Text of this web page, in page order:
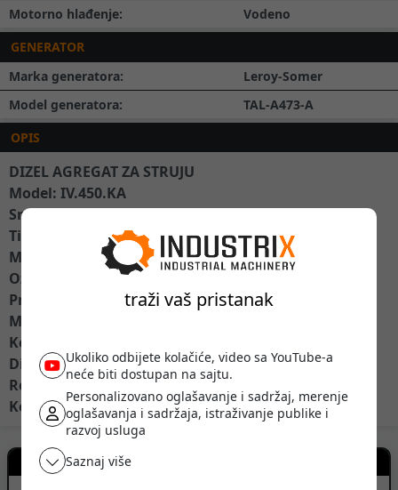
traži vaš pristanak
Ukoliko odbijete kolačiće, video sa YouTube-a
neće biti dostupan na sajtu.
Personalizovano oglašavanje i sadržaj, merenje
oglašavanja i sadržaja, istraživanje publike i
razvoj usluga
Saznaj više
Motorno hlađenje:
Vodeno
GENERATOR
Marka generatora:
Leroy-Somer
Model generatora:
TAL-A473-A
OPIS
DIZEL AGREGAT ZA STRUJU
Model: IV.450.KA
Snaga: 450 kVA
Tip: Canopy
Motor: IVECO
Oznaka motora: CURSOR13TE3A
Proizvođač generatora: LEROY SOMER
Model generatora: TAL-A473-A
Kontroler: –
Dimenzije: –
Rezervoar: –
Količina: 2
Kontakt prodavca